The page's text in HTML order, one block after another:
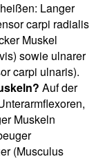
Langer
carpi radialis
Muskel
sowie ulnarer
carpi ulnaris).
Auf der
Muskeln
(Musculus